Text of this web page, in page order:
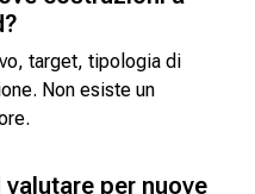
target, tipologia di
Non esiste un
per nuove